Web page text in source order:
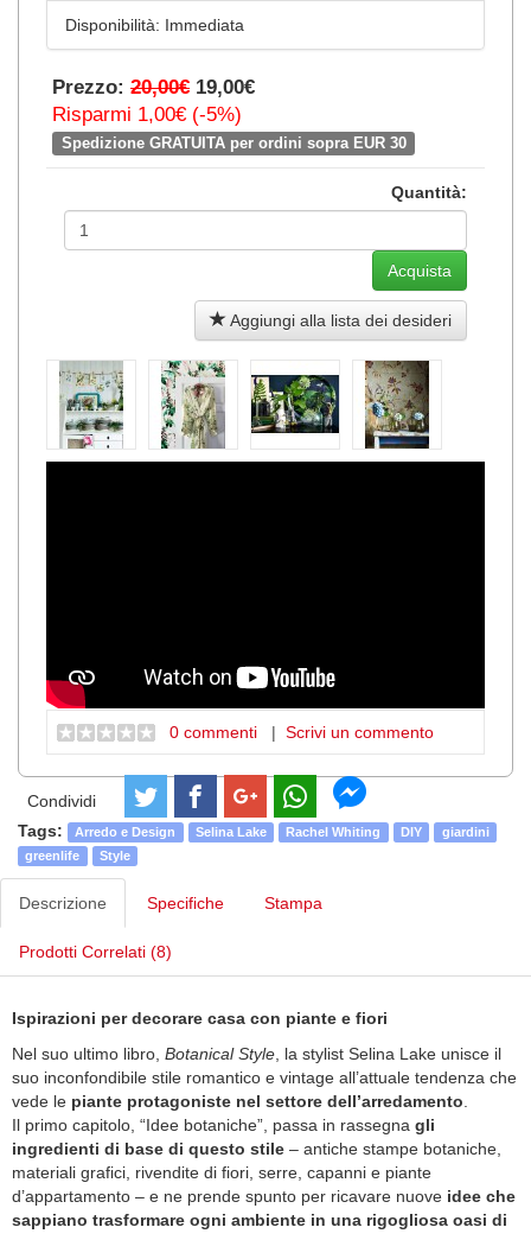
Disponibilità: Immediata
Prezzo: 20,00€ 19,00€
Risparmi 1,00€ (-5%)
Spedizione GRATUITA per ordini sopra EUR 30
Quantità:
Aggiungi alla lista dei desideri
0 commenti | Scrivi un commento
Condividi
Tags:
Arredo e Design Selina Lake Rachel Whiting DIY
giardini
greenlife
Style
Descrizione Specifiche Stampa
Prodotti Correlati (8)
Ispirazioni per decorare casa con piante e fiori
Nel suo ultimo libro, Botanical Style , la stylist Selina Lake unisce il
suo inconfondibile stile romantico e vintage all’attuale tendenza che
vede le piante protagoniste nel settore dell’arredamento
Il primo capitolo, “Idee botaniche”, passa in rassegna gli
ingredienti di base di questo stile – antiche stampe botaniche,
materiali grafici, rivendite di fiori, serre, capanni e piante
d’appartamento – e ne prende spunto per ricavare nuove idee che
sappiano trasformare ogni ambiente in una rigogliosa oasi di